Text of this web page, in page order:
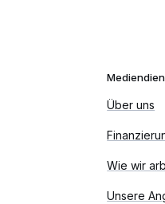
Über uns
Wie wir
Unsere